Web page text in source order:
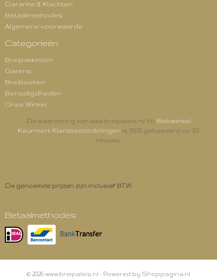
Garantie & Klachten
Betaalmethodes
Algemene voorwaarde
Categorieën
Breipakketten
Garens
Breiboeken
Benodigdheden
Onze Winkel
De waardering van www.breipaleis.nl/ bij Webwinkel
Keurmerk Klantbeoordelingen is 9.6/10 gebaseerd op 312
reviews.
De genoemde prijzen zijn inclusief BTW.
Betaalmethodes
© 2026 www.breipaleis.nl - Powered by Shoppagina.nl